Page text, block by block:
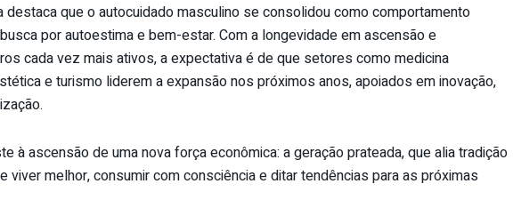
destaca que o autocuidado masculino se consolidou como comportamento
por autoestima e bem-estar. Com a longevidade em ascensão e
cada vez mais ativos, a expectativa é de que setores como medicina
e turismo liderem a expansão nos próximos anos, apoiados em inovação,
à ascensão de uma nova força econômica: a geração prateada, que alia tradição
viver melhor, consumir com consciência e ditar tendências para as próximas